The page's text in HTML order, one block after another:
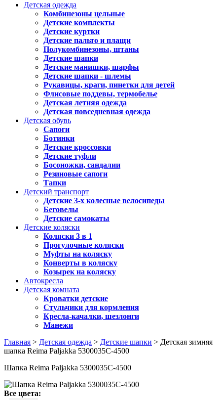
Детская одежда
Комбинезоны цельные
Детские комплекты
Детские куртки
Детские пальто и плащи
Полукомбинезоны, штаны
Детские шапки
Детские манишки, шарфы
Детские шапки - шлемы
Рукавицы, краги, пинетки для детей
Флисовые поддевы, термобелье
Детская летняя одежда
Детская повседневная одежда
Детская обувь
Сапоги
Ботинки
Детские кроссовки
Детские туфли
Босоножки, сандалии
Резиновые сапоги
Тапки
Детский транспорт
Детские 3-х колесные велосипеды
Беговелы
Детские самокаты
Детские коляски
Коляски 3 в 1
Прогулочные коляски
Муфты на коляску
Конверты в коляску
Козырек на коляску
Автокресла
Детская комната
Кроватки детские
Стульчики для кормления
Кресла-качалки, шезлонги
Манежи
Главная > Детская одежда > Детские шапки > Детская зимняя
шапка Reima Paljakka 5300035C-4500
Шапка Reima Paljakka 5300035C-4500
Все цвета: